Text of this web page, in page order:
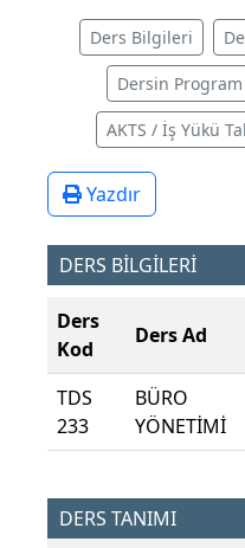
Ders Bilgileri
Dersin Program
AKTS / İş Yükü
Yazdır
DERS BİLGİLERİ
Ders
Kod
Ders Ad
TDS
233
BÜRO
YÖNETİMİ
DERS TANIMI